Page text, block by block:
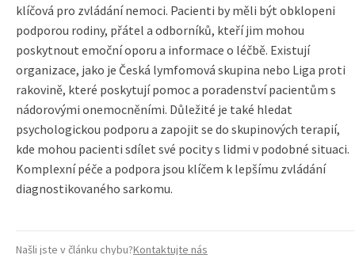
klíčová pro zvládání nemoci. Pacienti by měli být obklopeni
podporou rodiny, přátel a odborníků, kteří jim mohou
poskytnout emoční oporu a informace o léčbě. Existují
organizace, jako je Česká lymfomová skupina nebo Liga proti
rakovině, které poskytují pomoc a poradenství pacientům s
nádorovými onemocněními. Důležité je také hledat
psychologickou podporu a zapojit se do skupinových terapií,
kde mohou pacienti sdílet své pocity s lidmi v podobné situaci.
Komplexní péče a podpora jsou klíčem k lepšímu zvládání
diagnostikovaného sarkomu.
Našli jste v článku chybu?Kontaktujte nás